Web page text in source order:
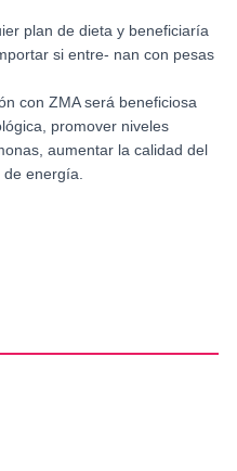
plan de dieta y beneficiaría
si entre- nan con pesas
con ZMA será beneficiosa
promover niveles
aumentar la calidad del
energía.